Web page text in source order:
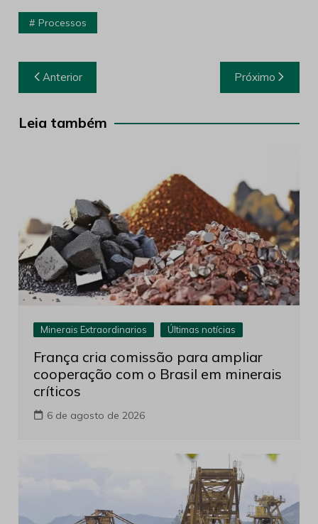
Processos
Navegação
de
Post
Anterior Próximo
Leia também
Minerais Extraordinarios Últimas notícias
França cria comissão para ampliar
cooperação com o Brasil em minerais
críticos
6 de agosto de 2026